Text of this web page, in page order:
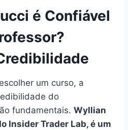
é Confiável
um curso, a
do
fundamentais. Wyllian
Insider Trader Lab, é um